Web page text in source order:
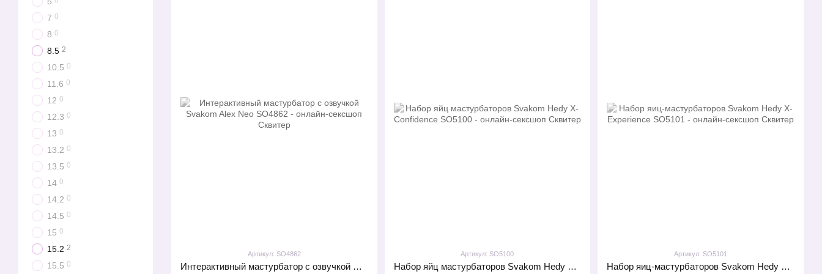
Артикул: SO4862
Интерактивный мастурбатор с озвучкой Svakom Alex Neo
Артикул: SO5100
Набор яйц мастурбаторов Svakom Hedy X- Confidence
Артикул: SO5101
Набор яиц-мастурбаторов Svakom Hedy X- Experience
7 0
8 0
8.5 2
10.5 0
11.6 0
12 0
12.3 0
13 0
13.2 0
13.5 0
14 0
14.2 0
14.5 0
15 0
15.2 2
15.5 0